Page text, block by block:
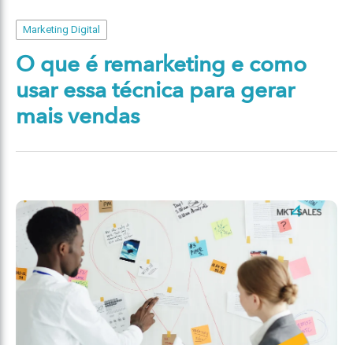
Marketing Digital
O que é remarketing e como
usar essa técnica para gerar
mais vendas